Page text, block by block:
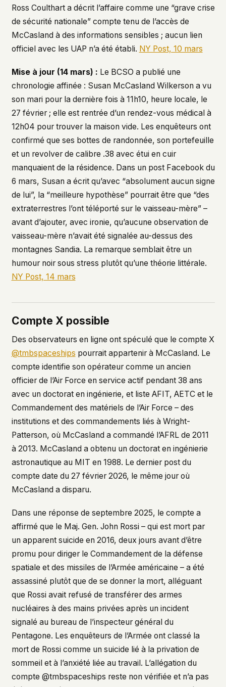
Ross Coulthart a décrit l’affaire comme une “grave crise
de sécurité nationale” compte tenu de l’accès de
McCasland à des informations sensibles ; aucun lien
officiel avec les UAP n’a été établi. NY Post, 10 mars
Mise à jour (14 mars) : Le BCSO a publié une
chronologie affinée : Susan McCasland Wilkerson a vu
son mari pour la dernière fois à 11h10, heure locale, le
27 février ; elle est rentrée d’un rendez-vous médical à
12h04 pour trouver la maison vide. Les enquêteurs ont
confirmé que ses bottes de randonnée, son portefeuille
et un revolver de calibre .38 avec étui en cuir
manquaient de la résidence. Dans un post Facebook du
6 mars, Susan a écrit qu’avec “absolument aucun signe
de lui”, la “meilleure hypothèse” pourrait être que “des
extraterrestres l’ont téléporté sur le vaisseau-mère” –
avant d’ajouter, avec ironie, qu’aucune observation de
vaisseau-mère n’avait été signalée au-dessus des
montagnes Sandia. La remarque semblait être un
humour noir sous stress plutôt qu’une théorie littérale.
NY Post, 14 mars
Compte X possible
Des observateurs en ligne ont spéculé que le compte X
@tmbspaceships pourrait appartenir à McCasland. Le
compte identifie son opérateur comme un ancien
officier de l’Air Force en service actif pendant 38 ans
avec un doctorat en ingénierie, et liste AFIT, AETC et le
Commandement des matériels de l’Air Force – des
institutions et des commandements liés à Wright-
Patterson, où McCasland a commandé l’AFRL de 2011
à 2013. McCasland a obtenu un doctorat en ingénierie
astronautique au MIT en 1988. Le dernier post du
compte date du 27 février 2026, le même jour où
McCasland a disparu.
Dans une réponse de septembre 2025, le compte a
affirmé que le Maj. Gen. John Rossi – qui est mort par
un apparent suicide en 2016, deux jours avant d’être
promu pour diriger le Commandement de la défense
spatiale et des missiles de l’Armée américaine – a été
assassiné plutôt que de se donner la mort, alléguant
que Rossi avait refusé de transférer des armes
nucléaires à des mains privées après un incident
signalé au bureau de l’inspecteur général du
Pentagone. Les enquêteurs de l’Armée ont classé la
mort de Rossi comme un suicide lié à la privation de
sommeil et à l’anxiété liée au travail. L’allégation du
compte @tmbspaceships reste non vérifiée et n’a pas